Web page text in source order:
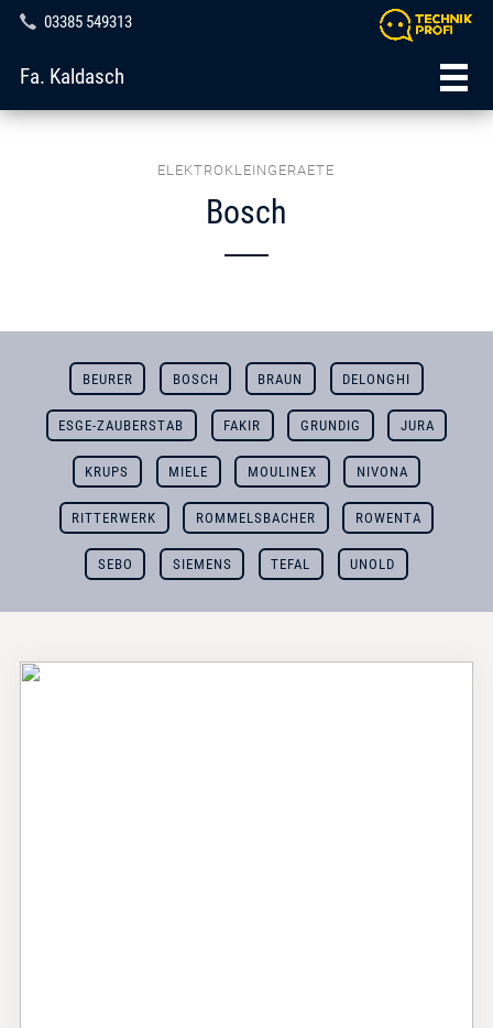
03385 549313
Fa. Kaldasch
ELEKTROKLEINGERAETE
Bosch
BEURER BOSCH BRAUN DELONGHI
ESGE-ZAUBERSTAB FAKIR GRUNDIG JURA
KRUPS MIELE MOULINEX NIVONA
RITTERWERK ROMMELSBACHER ROWENTA
SEBO SIEMENS TEFAL UNOLD